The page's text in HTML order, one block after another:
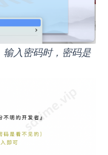
输入密码时，密码是